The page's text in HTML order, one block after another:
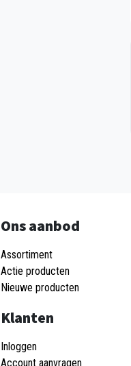
Ons aanbod
Assortiment
Actie producten
Nieuwe producten
Klanten
Inloggen
Account aanvragen